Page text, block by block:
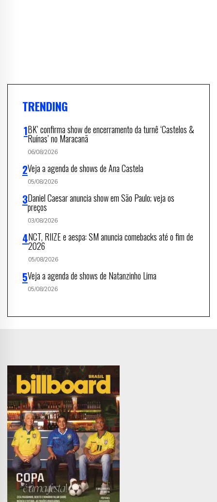
TRENDING
BK’ confirma show de encerramento da turnê ‘Castelos &
Ruínas’ no Maracanã
06/08/2026
Veja a agenda de shows de Ana Castela
05/08/2026
Daniel Caesar anuncia show em São Paulo; veja os
preços
03/08/2026
NCT, RIIZE e aespa: SM anuncia comebacks até o fim de
2026
05/08/2026
Veja a agenda de shows de Natanzinho Lima
05/08/2026